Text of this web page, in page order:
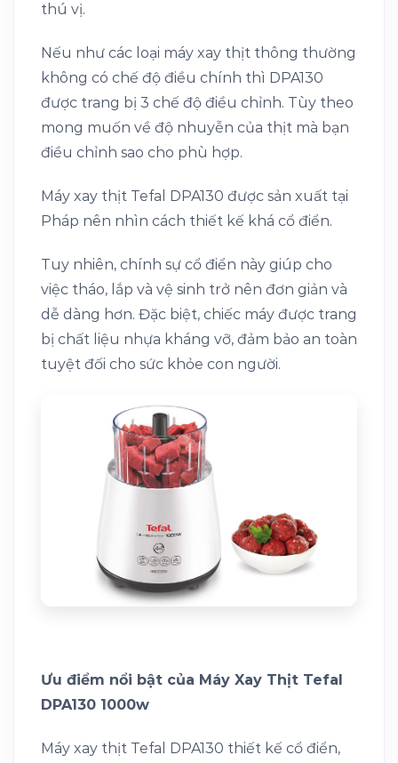
thú vị.
Nếu như các loại máy xay thịt thông thường
không có chế độ điều chính thì DPA130
được trang bị 3 chế độ điều chỉnh. Tùy theo
mong muốn về độ nhuyễn của thịt mà bạn
điều chỉnh sao cho phù hợp.
Máy xay thịt Tefal DPA130 được sản xuất tại
Pháp nên nhìn cách thiết kế khá cổ điển.
Tuy nhiên, chính sự cổ điển này giúp cho
việc tháo, lắp và vệ sinh trở nên đơn giản và
dễ dàng hơn. Đặc biệt, chiếc máy được trang
bị chất liệu nhựa kháng vỡ, đảm bảo an toàn
tuyệt đối cho sức khỏe con người.
Ưu điểm nổi bật của Máy Xay Thịt Tefal
DPA130 1000w
Máy xay thịt Tefal DPA130 thiết kế cổ điển,